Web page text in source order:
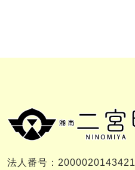
法人番号：2000020143421